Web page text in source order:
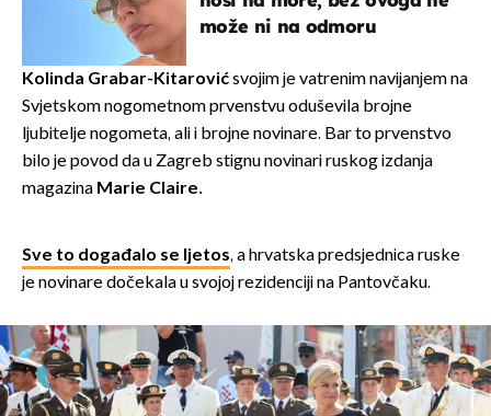
može ni na odmoru
Kolinda Grabar-Kitarovićsvojim je vatrenim navijanjem na
Svjetskom nogometnom prvenstvu oduševila brojne
ljubitelje nogometa, ali i brojne novinare. Bar to prvenstvo
bilo je povod da u Zagreb stignu novinari ruskog izdanja
magazina Marie Claire.
Sve to događalo se ljetos, a hrvatska predsjednica ruske
je novinare dočekala u svojoj rezidenciji na Pantovčaku.